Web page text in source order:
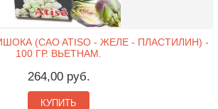
(CAO ATISO - ЖЕЛЕ - ПЛАСТИЛИН) -
100 ГР. ВЬЕТНАМ.
264,00 руб.
КУПИТЬ